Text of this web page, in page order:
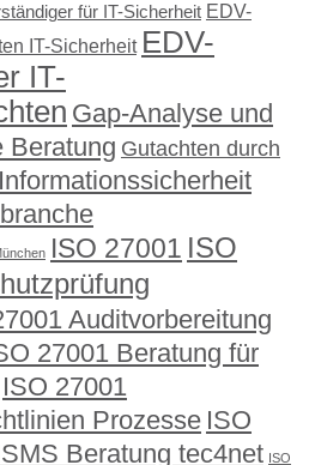
für IT-Sicherheit EDV-
IT-Sicherheit EDV-
IT-
Gap-Analyse und
Beratung Gutachten durch
Informationssicherheit
ISO 27001 ISO
Auditvorbereitung
27001 Beratung für
ISO 27001
Prozesse ISO
Beratung tec4net ISO